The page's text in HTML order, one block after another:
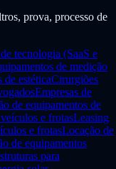
prova, processo de
tecnologia (SaaS e
de medição
de estéticaCirurgiões
Empresas de
de equipamentos de
e frotasLeasing
e frotasLocação de
de equipamentos
para